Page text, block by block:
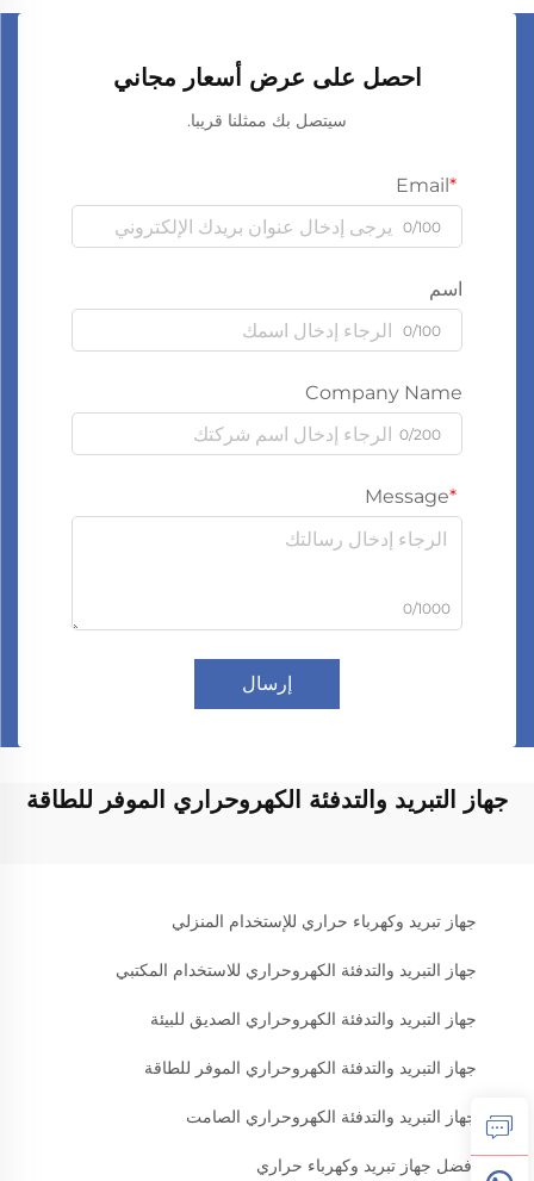
احصل على عرض أسعار مجاني
سيتصل بك ممثلنا قريبا.
Email
0/100
اسم
0/100
Company Name
0/200
Message
0/1000
إرسال
جهاز التبريد والتدفئة الكهروحراري الموفر للطاقة
جهاز تبريد وكهرباء حراري للإستخدام المنزلي
جهاز التبريد والتدفئة الكهروحراري للاستخدام المكتبي
جهاز التبريد والتدفئة الكهروحراري الصديق للبيئة
جهاز التبريد والتدفئة الكهروحراري الموفر للطاقة
جهاز التبريد والتدفئة الكهروحراري الصامت
أفضل جهاز تبريد وكهرباء حراري